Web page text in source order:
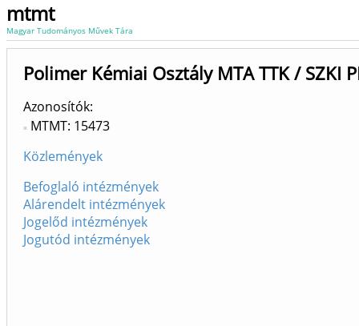
mtmt
Magyar Tudományos Művek Tára
Polimer Kémiai Osztály MTA TTK / SZKI
Azonosítók
MTMT: 15473
Közlemények
Befoglaló intézmények
Alárendelt intézmények
Jogelőd intézmények
Jogutód intézmények